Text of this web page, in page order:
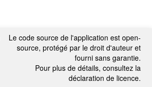
Le code source de l'application est open-
source, protégé par le droit d'auteur et
fourni sans garantie.
Pour plus de détails, consultez la
déclaration de licence.